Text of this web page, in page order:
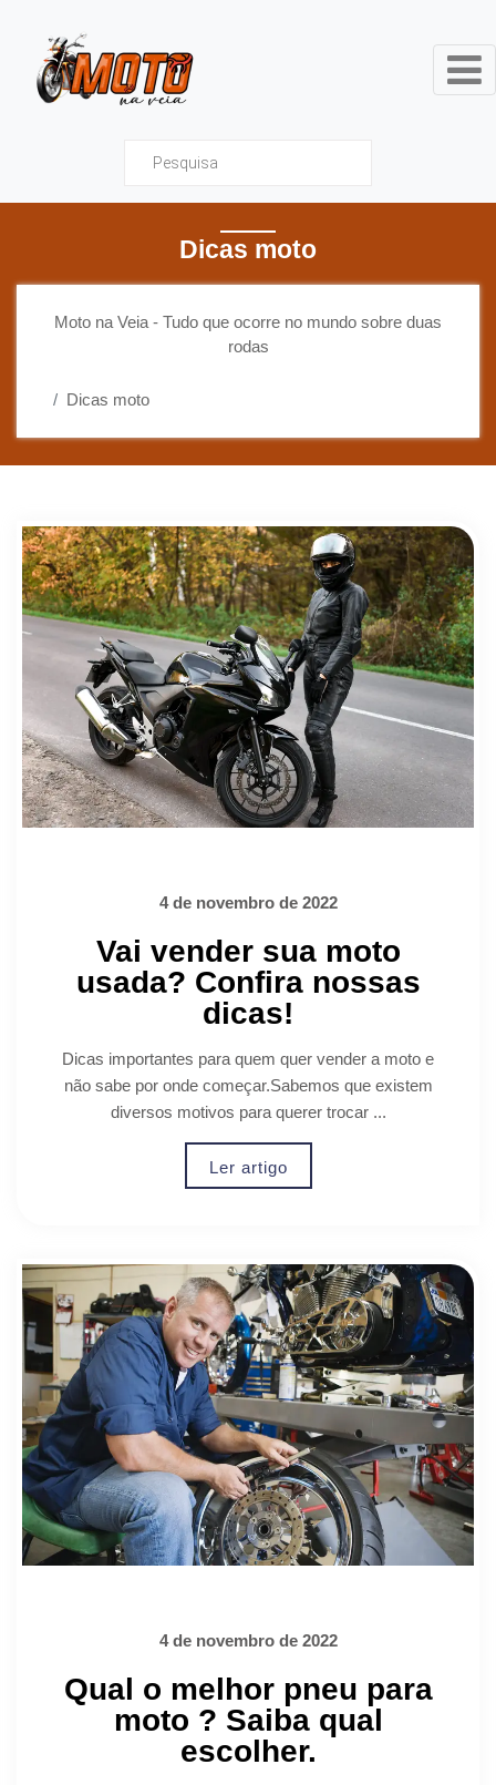
Moto na Veia - Tudo que
Dicas moto
Moto na Veia - Tudo que ocorre no mundo sobre duas
rodas
Dicas moto
4 de novembro de 2022
Vai vender sua moto
usada? Confira nossas
dicas!
Dicas importantes para quem quer vender a moto e
não sabe por onde começar.Sabemos que existem
diversos motivos para querer trocar ...
Ler artigo
4 de novembro de 2022
Qual o melhor pneu para
moto ? Saiba qual
escolher.